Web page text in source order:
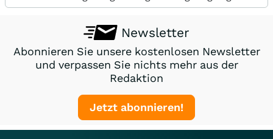
Newsletter
Abonnieren Sie unsere kostenlosen Newsletter
und verpassen Sie nichts mehr aus der
Redaktion
Jetzt abonnieren!